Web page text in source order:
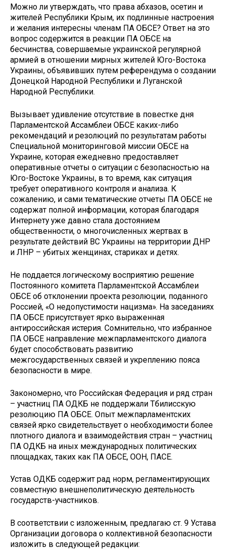
Можно ли утверждать, что права абхазов, осетин и
жителей Республики Крым, их подлинные настроения
и желания интересны членам ПА ОБСЕ? Ответ на это
вопрос содержится в реакции ПА ОБСЕ на
бесчинства, совершаемые украинской регулярной
армией в отношении мирных жителей Юго-Востока
Украины, объявивших путем референдума о создании
Донецкой Народной Республики и Луганской
Народной Республики.
Вызывает удивление отсутствие в повестке дня
Парламентской Ассамблеи ОБСЕ каких-либо
рекомендаций и резолюций по результатам работы
Специальной мониторинговой миссии ОБСЕ на
Украине, которая ежедневно предоставляет
оперативные отчеты о ситуации с безопасностью на
Юго-Востоке Украины, в то время, как ситуация
требует оперативного контроля и анализа. К
сожалению, и сами тематические отчеты ПА ОБСЕ не
содержат полной информации, которая благодаря
Интернету уже давно стала достоянием
общественности, о многочисленных жертвах в
результате действий ВС Украины на территории ДНР
и ЛНР – убитых женщинах, стариках и детях.
Не поддается логическому восприятию решение
Постоянного комитета Парламентской Ассамблеи
ОБСЕ об отклонении проекта резолюции, поданного
Россией, «О недопустимости нацизма». На заседаниях
ПА ОБСЕ присутствует ярко выраженная
антироссийская истерия. Сомнительно, что избранное
ПА ОБСЕ направление межпарламентского диалога
будет способствовать развитию
межгосударственных связей и укреплению пояса
безопасности в мире.
Закономерно, что Российская Федерация и ряд стран
– участниц ПА ОДКБ не поддержали Тбилисскую
резолюцию ПА ОБСЕ. Опыт межпарламентских
связей ярко свидетельствует о необходимости более
плотного диалога и взаимодействия стран – участниц
ПА ОДКБ на иных международных политических
площадках, таких как ПА ОБСЕ, ООН, ПАСЕ.
Устав ОДКБ содержит рад норм, регламентирующих
совместную внешнеполитическую деятельность
государств-участников.
В соответствии с изложенным, предлагаю ст. 9 Устава
Организации договора о коллективной безопасности
изложить в следующей редакции: